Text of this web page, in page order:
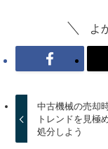
よ
中古機械の売却
トレンドを見極
処分しよう